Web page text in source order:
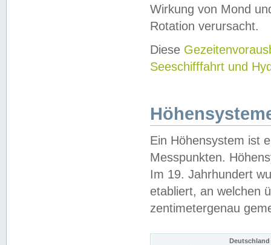
Wirkung von Mond
Rotation verursacht.
Diese
Seeschifffahrt und
Ein Höhensystem ist
Messpunkten.
Im 19. Jahrhundert
etabliert, an welchen
zentimetergenau